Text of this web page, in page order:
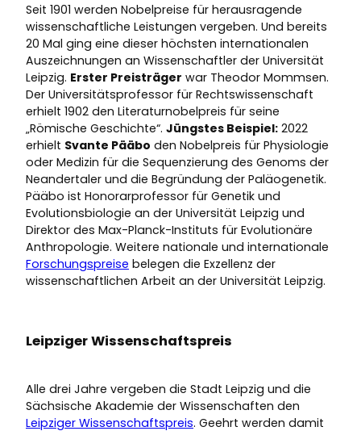
Seit 1901 werden Nobelpreise für herausragende
wissenschaftliche Leistungen vergeben. Und bereits
20 Mal ging eine dieser höchsten internationalen
Auszeichnungen an Wissenschaftler der Universität
Leipzig. Erster Preisträger war Theodor Mommsen.
Der Universitätsprofessor für Rechtswissenschaft
erhielt 1902 den Literaturnobelpreis für seine
„Römische Geschichte“. Jüngstes Beispiel: 2022
erhielt Svante Pääbo den Nobelpreis für Physiologie
oder Medizin für die Sequenzierung des Genoms der
Neandertaler und die Begründung der Paläogenetik.
Pääbo ist Honorarprofessor für Genetik und
Evolutionsbiologie an der Universität Leipzig und
Direktor des Max-Planck-Instituts für Evolutionäre
Anthropologie. Weitere nationale und internationale
Forschungspreise belegen die Exzellenz der
wissenschaftlichen Arbeit an der Universität Leipzig.
Leipziger Wissenschaftspreis
Alle drei Jahre vergeben die Stadt Leipzig und die
Sächsische Akademie der Wissenschaften den
Leipziger Wissenschaftspreis. Geehrt werden damit